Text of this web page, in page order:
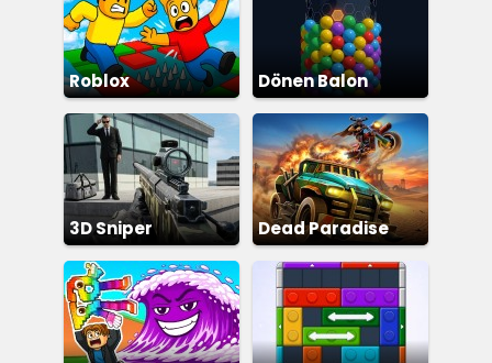
Roblox
Dönen Balon
Patlatma
3D Sniper Dead Paradise